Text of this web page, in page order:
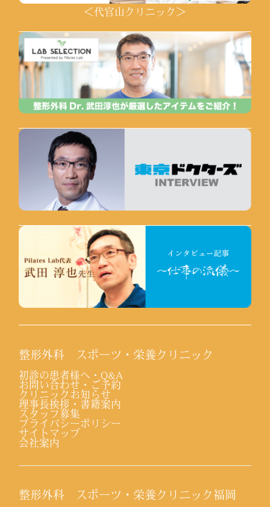
＜代官山クリニック＞
整形外科 スポーツ・栄養クリニック
初診の患者様へ・Q&A
お問い合わせ・ご予約
クリニックお知らせ
理事長挨拶・書籍案内
スタッフ募集
プライバシーポリシー
サイトマップ
会社案内
整形外科 スポーツ・栄養クリニック福岡